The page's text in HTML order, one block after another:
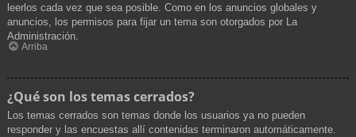
leerlos cada vez que sea posible. Como en los anuncios globales y
anuncios, los permisos para fijar un tema son otorgados por La
Administración.
Arriba
¿Qué son los temas cerrados?
Los temas cerrados son temas donde los usuarios ya no pueden
responder y las encuestas allí contenidas terminaron automáticamente.